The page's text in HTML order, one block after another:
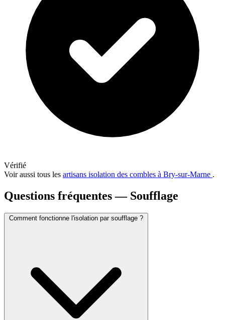
Vérifié
Voir aussi tous les artisans isolation des combles à Bry-sur-Marne .
Questions fréquentes — Soufflage
Comment fonctionne l'isolation par soufflage ?